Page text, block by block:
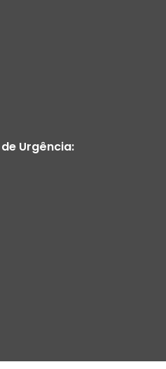
Urgência: